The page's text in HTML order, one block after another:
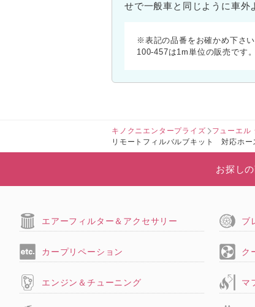
せで一般車と同じように車外
※表記の品番をお確かめ下さい
100-457は1m単位の販売です。
キノクニエンタープライズ フューエル
リモートフィルバルブキット 対応ホ
お探し
エアーフィルター＆アクセサリー ブ
カープリペーション ク
エンジン＆チューニング マ